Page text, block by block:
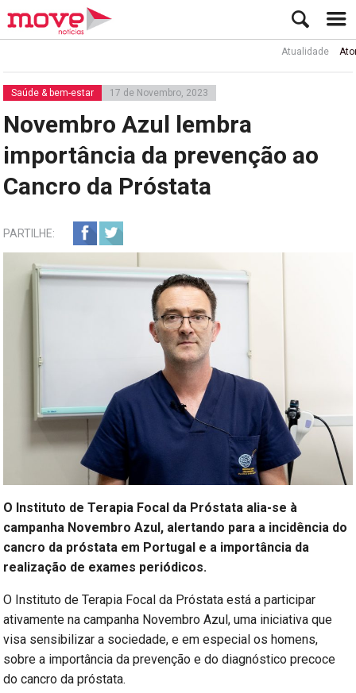
Atualidade Ator Rui
Saúde & bem-estar 17 de Novembro, 2023
Novembro Azul lembra
importância da prevenção ao
Cancro da Próstata
PARTILHE:
O Instituto de Terapia Focal da Próstata alia-se à
campanha Novembro Azul, alertando para a incidência do
cancro da próstata em Portugal e a importância da
realização de exames periódicos.
O Instituto de Terapia Focal da Próstata está a participar
ativamente na campanha Novembro Azul, uma iniciativa que
visa sensibilizar a sociedade, e em especial os homens,
sobre a importância da prevenção e do diagnóstico precoce
do cancro da próstata.